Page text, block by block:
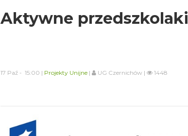
Aktywne przedszkolaki
17 Paź - 15:00 | Projekty Unijne | UG Czernichów | 1448